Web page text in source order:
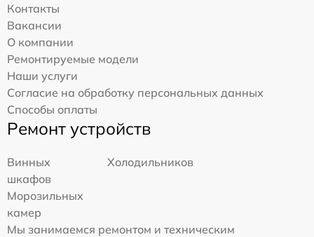
Контакты
Вакансии
О компании
Ремонтируемые модели
Наши услуги
Согласие на обработку персональных данных
Способы оплаты
Ремонт устройств
Винных
шкафов
Холодильников
Морозильных
камер
Мы занимаемся ремонтом и техническим